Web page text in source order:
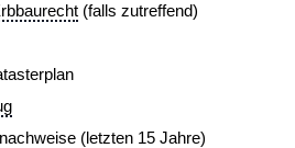
(falls zutreffend)
(letzten 15 Jahre)